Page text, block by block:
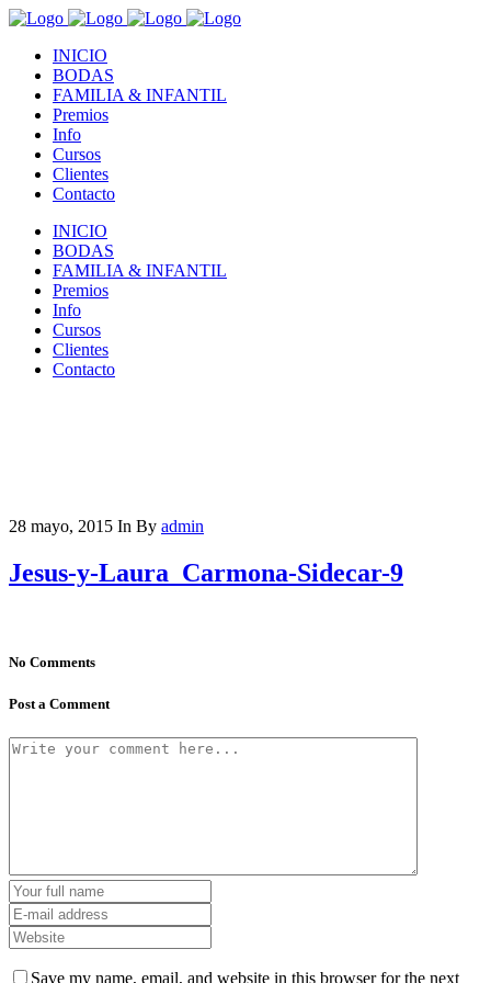
INICIO
BODAS
FAMILIA & INFANTIL
Premios
Info
Cursos
Clientes
Contacto
INICIO
BODAS
FAMILIA & INFANTIL
Premios
Info
Cursos
Clientes
Contacto
28 mayo, 2015 In By admin
Jesus-y-Laura_Carmona-Sidecar-9
No Comments
Post a Comment
Save my name, email, and website in this browser for the next